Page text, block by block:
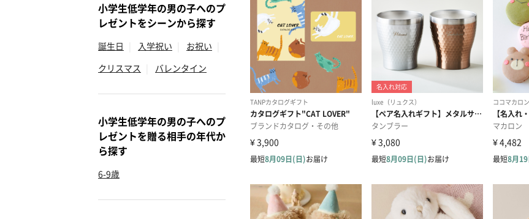
小学生低学年の男の子へのプ
レゼントをシーンから探す
誕生日 入学祝い お祝い
クリスマス
バレンタイン
小学生低学年の男の子へのプ
レゼントを贈る相手の年代か
ら探す
6-9歳